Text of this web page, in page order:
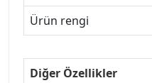
Ürün rengi
Diğer Özellikler